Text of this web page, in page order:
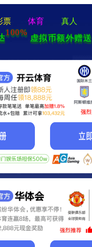
票 体育 真人
100%
虚拟币额外赠送